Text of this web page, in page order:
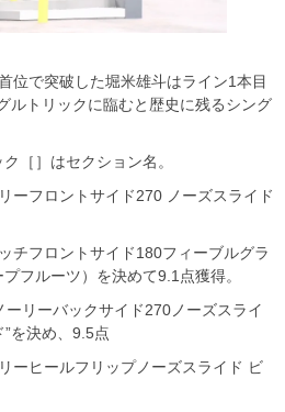
位で突破した堀米雄斗はライン1本目
ルトリックに臨むと歴史に残るシング
［］はセクション名。
ーフロントサイド270 ノーズスライド
チフロントサイド180フィーブルグラ
フルーツ）を決めて9.1点獲得。
リーバックサイド270ノーズスライ
”を決め、9.5点
ーヒールフリップノーズスライド ビ